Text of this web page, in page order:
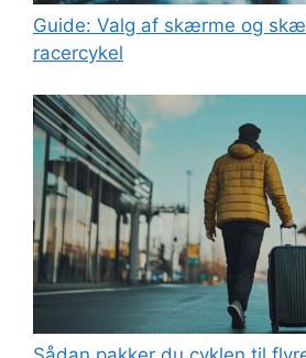
Guide: Valg af skærme og
racercykel